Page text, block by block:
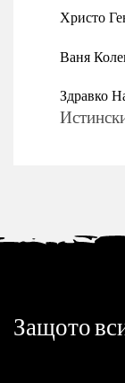
Христо
Ваня
Здравко
Защото